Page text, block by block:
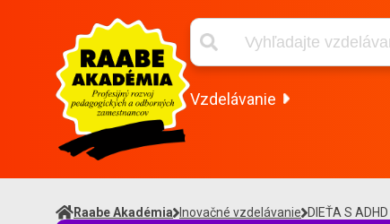
Vzdelávanie
Raabe Akadémia Inovačné vzdelávanie DIEŤA S